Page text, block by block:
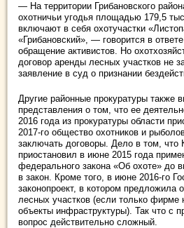
— На территории Грибановского
охотничьи угодья площадью 179,5
включают в себя охотучастки
«Грибановский», — говорится в
обращение активистов. Но
договор аренды лесных участков не
заявление в суд о признании
Другие районные прокуратуры также
представления о том, что ее
2016 года из прокуратуры области
2017-го общество охотников и
заключать договоры. Дело в том, что
приостановил в июне 2015 года
федерального закона «Об охоте» до
в закон. Кроме того, в июне 2016-го
законопроект, в котором предложила
лесных участков (если только фирме
объекты инфраструктуры). Так что с
вопрос действительно сложный.